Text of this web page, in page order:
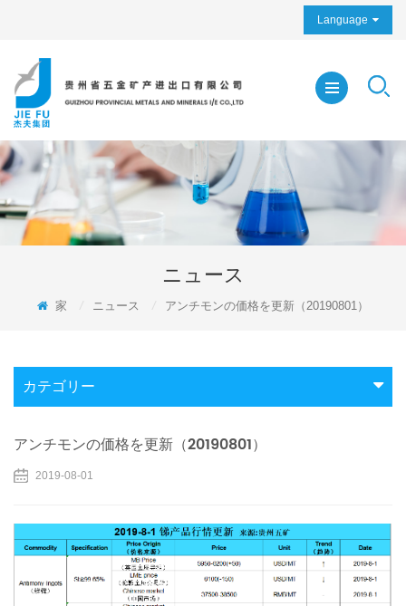
Language
ニュース
家 ニュース アンチモンの価格を更新（20190801）
カテゴリー
アンチモンの価格を更新（20190801）
2019-08-01